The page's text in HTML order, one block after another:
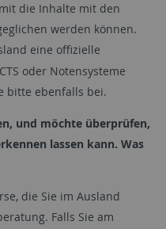
die Inhalte mit den
werden können.
eine offizielle
oder Notensysteme
bitte ebenfalls bei.
und möchte überprüfen,
lassen kann. Was
die Sie im Ausland
Falls Sie am